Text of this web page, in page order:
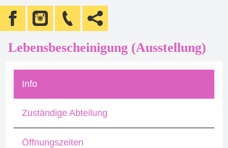
Lebensbescheinigung (Ausstellung)
Info
Zuständige Abteilung
Öffnungszeiten